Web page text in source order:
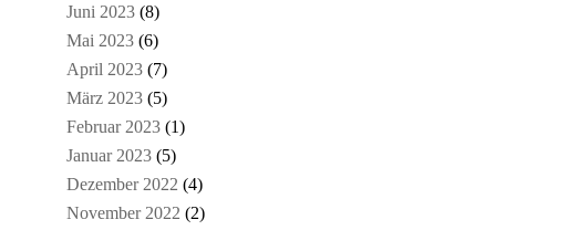
Juni 2023(8)
Mai 2023(6)
April 2023(7)
März 2023(5)
Februar 2023(1)
Januar 2023(5)
Dezember 2022 (4)
November 2022 (2)